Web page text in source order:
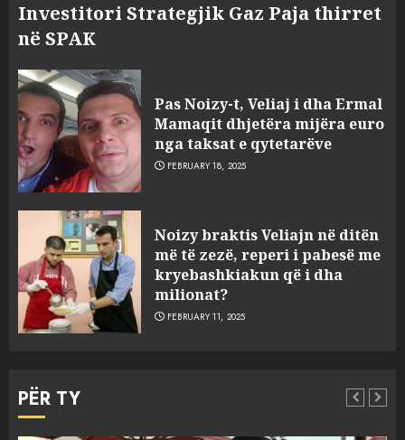
Investitori Strategjik Gaz Paja thirret
në SPAK
Pas Noizy-t, Veliaj i dha Ermal
Mamaqit dhjetëra mijëra euro
nga taksat e qytetarëve
FEBRUARY 18, 2025
Noizy braktis Veliajn në ditën
më të zezë, reperi i pabesë me
kryebashkiakun që i dha
milionat?
FEBRUARY 11, 2025
PËR TY
3
sulmuan “One Albania”,
ngjarja u fsheh. A u vodhën
serverat?
MARCH 25, 2025